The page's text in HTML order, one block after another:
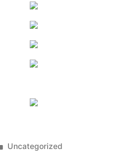
Publicado
Uncategorized